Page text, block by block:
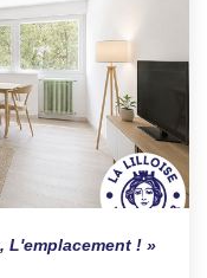
L'emplacement !